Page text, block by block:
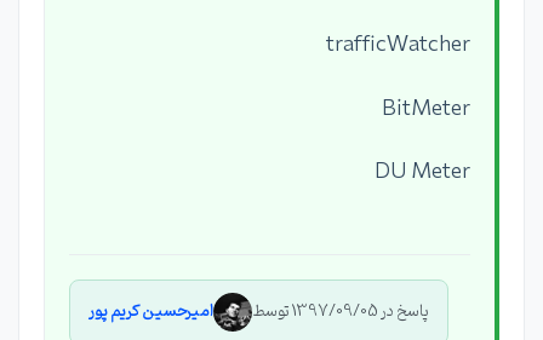
trafficWatcher
BitMeter
DU Meter
پاسخ در 1397/09/05 توسط امیرحسین کریم پور